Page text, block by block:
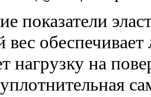
показатели
вес
нагрузку на